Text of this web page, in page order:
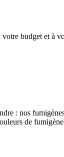
budget et à
: nos
de